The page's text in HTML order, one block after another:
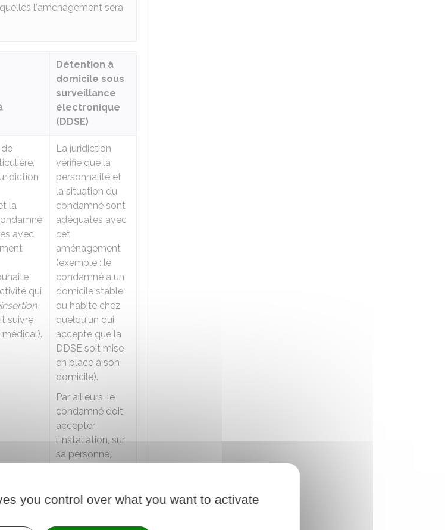
l'aménagement sera
Détention à
domicile sous
surveillance
électronique
(DDSE)
de
la
avec
qui
suivre
La juridiction
vérifie que la
personnalité et
la situation du
condamné sont
adéquates avec
cet
aménagement
(exemple : le
condamné a un
domicile stable
ou habite chez
quelqu'un qui
accepte que la
DDSE soit mise
en place à son
domicile).
Par ailleurs, le
condamné doit
accepter
l'installation, sur
sa personne,
à
reste à son
you control over what you want to activate